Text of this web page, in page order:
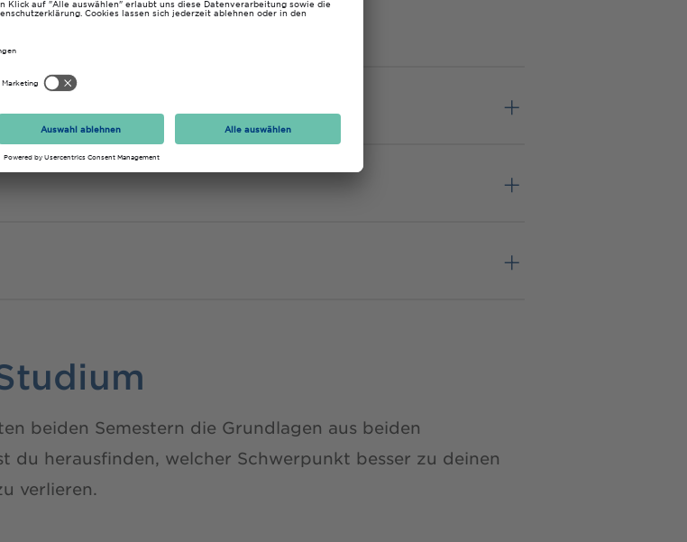
beiden Semestern die Grundlagen aus beiden
du herausfinden, welcher Schwerpunkt besser zu deinen
verlieren.